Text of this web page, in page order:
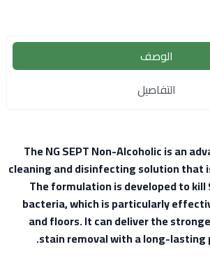
الوصف
التفاصيل
The NG SEPT Non-Alcoholic is an
cleaning and disinfecting solution that
The formulation is developed to kill
bacteria, which is particularly
and floors. It can deliver the
stain removal with a long-lasting